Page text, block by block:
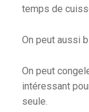
temps de
On peut aussi
On peut
intéressant
seule.